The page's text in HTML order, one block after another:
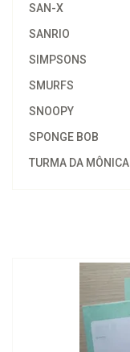
SAN-X
SANRIO
SIMPSONS
SMURFS
SNOOPY
SPONGE BOB
TURMA DA MÔNICA